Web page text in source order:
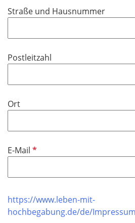
Straße und Hausnummer
Postleitzahl
Ort
E-Mail P
c
h
https://www.leben-mit-
hochbegabung.de/de/